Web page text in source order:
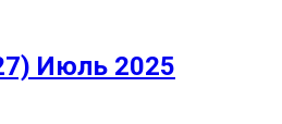
Июль 2025